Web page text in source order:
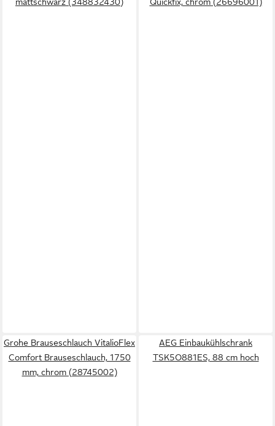
Grohe Brauseschlauch VitalioFlex
Comfort Brauseschlauch, 1750
mm, chrom (28745002)
AEG Einbaukühlschrank
TSK5O881ES, 88 cm hoch